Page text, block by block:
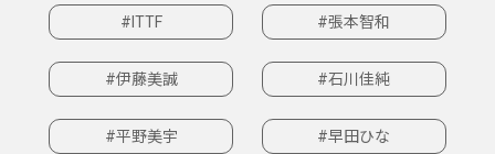
#ITTF #張本智和
#伊藤美誠 #石川佳純
#平野美宇 #早田ひな